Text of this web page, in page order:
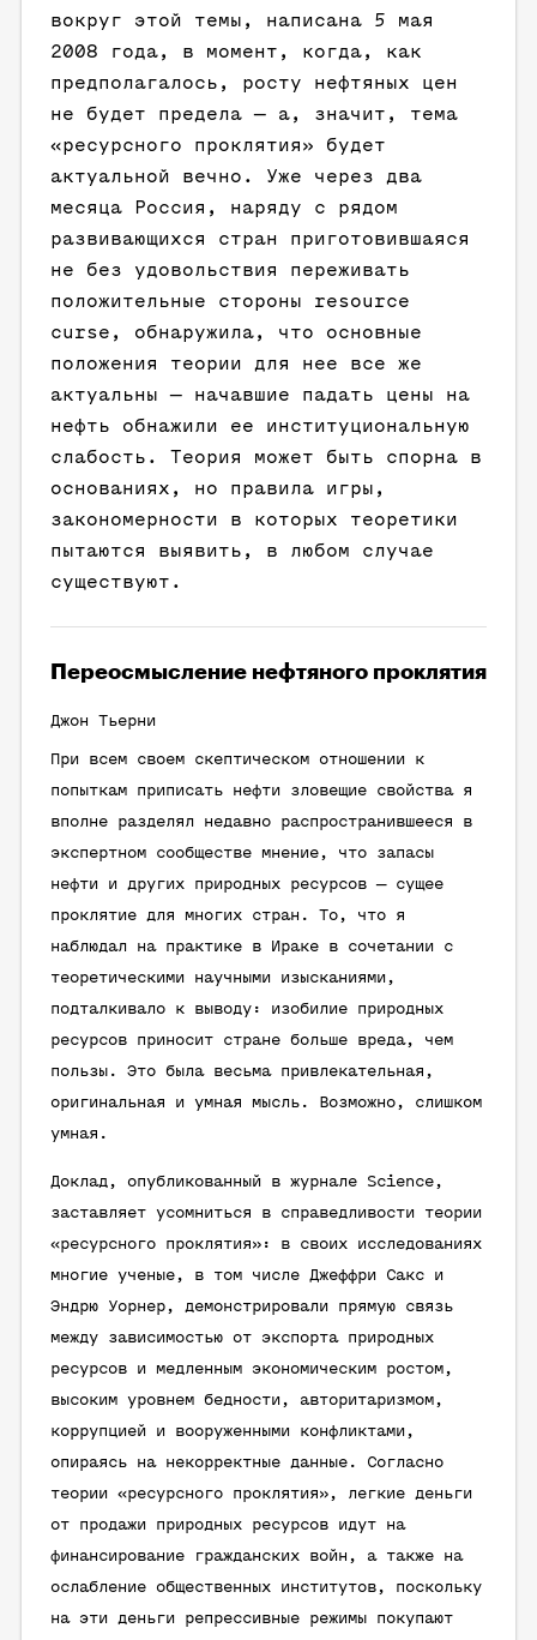
вокруг этой темы, написана 5 мая
2008 года, в момент, когда, как
предполагалось, росту нефтяных цен
не будет предела — а, значит, тема
«ресурсного проклятия» будет
актуальной вечно. Уже через два
месяца Россия, наряду с рядом
развивающихся стран приготовившаяся
не без удовольствия переживать
положительные стороны resourсe
curse, обнаружила, что основные
положения теории для нее все же
актуальны — начавшие падать цены на
нефть обнажили ее институциональную
слабость. Теория может быть спорна в
основаниях, но правила игры,
закономерности в которых теоретики
пытаются выявить, в любом случае
существуют.
Переосмысление нефтяного проклятия
Джон Тьерни
При всем своем скептическом отношении к
попыткам приписать нефти зловещие свойства я
вполне разделял недавно распространившееся в
экспертном сообществе мнение, что запасы
нефти и других природных ресурсов — сущее
проклятие для многих стран. То, что я
наблюдал на практике в Ираке в сочетании с
теоретическими научными изысканиями,
подталкивало к выводу: изобилие природных
ресурсов приносит стране больше вреда, чем
пользы. Это была весьма привлекательная,
оригинальная и умная мысль. Возможно, слишком
умная.
Доклад, опубликованный в журнале Science,
заставляет усомниться в справедливости теории
«ресурсного проклятия»: в своих исследованиях
многие ученые, в том числе Джеффри Сакс и
Эндрю Уорнер, демонстрировали прямую связь
между зависимостью от экспорта природных
ресурсов и медленным экономическим ростом,
высоким уровнем бедности, авторитаризмом,
коррупцией и вооруженными конфликтами,
опираясь на некорректные данные. Согласно
теории «ресурсного проклятия», легкие деньги
от продажи природных ресурсов идут на
финансирование гражданских войн, а также на
ослабление общественных институтов, поскольку
на эти деньги репрессивные режимы покупают